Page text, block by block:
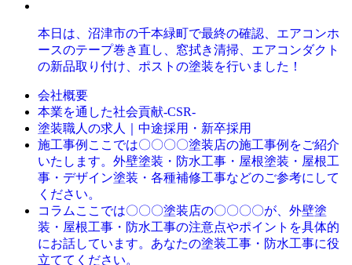
本日は、沼津市の千本緑町で最終の確認、エアコンホ
ースのテープ巻き直し、窓拭き清掃、エアコンダクト
の新品取り付け、ポストの塗装を行いました！
会社概要
本業を通した社会貢献-CSR-
塗装職人の求人｜中途採用・新卒採用
施工事例 ここでは〇〇〇〇塗装店の施工事例をご紹介
いたします。外壁塗装・防水工事・屋根塗装・屋根工
事・デザイン塗装・各種補修工事などのご参考にして
ください。
コラム ここでは〇〇〇塗装店の〇〇〇〇が、外壁塗
装・屋根工事・防水工事の注意点やポイントを具体的
にお話しています。あなたの塗装工事・防水工事に役
立ててください。